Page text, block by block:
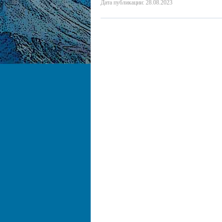
Дата публикации: 28.08.2023